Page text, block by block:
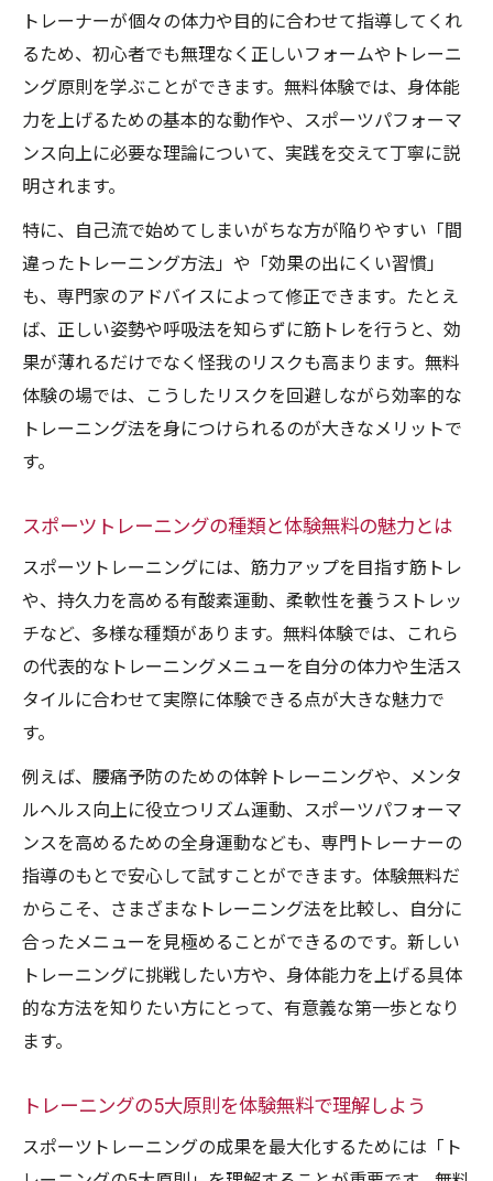
体験無料活用術
体験無料トレーニングで取り入れるセルフ
ケアのコツ
短時間運動も体験無料でスポーツパフォー
マンス向上
腰痛予防に役立つ体験無料のトレーニング
方法一覧
体験無料のトレーニングが生活習慣病予防
に効く理由
パーソナルトレーニング体験無料で分かる効果
と魅力
体験無料で実感するパーソナルトレーニン
グの効果
体験無料で分かる身体能力向上トレーニン
グメニュー
パーソナルトレーニング体験無料の利用者
満足度
体験無料で分かる短時間トレーニング種目
の選び方
スポーツトレーニング体験無料で効率重視
の種目選定
1日10分で効果を出すパーソナルトレーニン
グ体験無料術
体験無料を活用したフィジカル強化トレー
感しよう
体幹強化やメンタルケアに役立つ継続習慣の築
トレーナーが個々の体力や目的に合わせて指導してくれ
るため、初心者でも無理なく正しいフォームやトレーニ
ング原則を学ぶことができます。無料体験では、身体能
力を上げるための基本的な動作や、スポーツパフォーマ
ンス向上に必要な理論について、実践を交えて丁寧に説
明されます。
特に、自己流で始めてしまいがちな方が陥りやすい「間
違ったトレーニング方法」や「効果の出にくい習慣」
も、専門家のアドバイスによって修正できます。たとえ
ば、正しい姿勢や呼吸法を知らずに筋トレを行うと、効
果が薄れるだけでなく怪我のリスクも高まります。無料
体験の場では、こうしたリスクを回避しながら効率的な
トレーニング法を身につけられるのが大きなメリットで
す。
スポーツトレーニングの種類と体験無料の魅力とは
スポーツトレーニングには、筋力アップを目指す筋トレ
や、持久力を高める有酸素運動、柔軟性を養うストレッ
チなど、多様な種類があります。無料体験では、これら
の代表的なトレーニングメニューを自分の体力や生活ス
タイルに合わせて実際に体験できる点が大きな魅力で
す。
例えば、腰痛予防のための体幹トレーニングや、メンタ
ルヘルス向上に役立つリズム運動、スポーツパフォーマ
ンスを高めるための全身運動なども、専門トレーナーの
指導のもとで安心して試すことができます。体験無料だ
からこそ、さまざまなトレーニング法を比較し、自分に
合ったメニューを見極めることができるのです。新しい
トレーニングに挑戦したい方や、身体能力を上げる具体
的な方法を知りたい方にとって、有意義な第一歩となり
ます。
トレーニングの5大原則を体験無料で理解しよう
スポーツトレーニングの成果を最大化するためには「ト